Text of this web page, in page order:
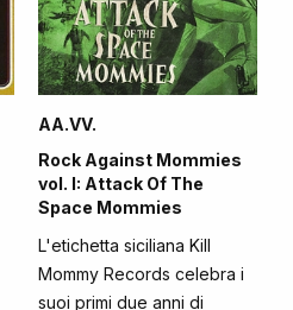
AA.VV.
Rock Against Mommies
vol. I: Attack Of The
Space Mommies
L'etichetta siciliana Kill
Mommy Records celebra i
suoi primi due anni di